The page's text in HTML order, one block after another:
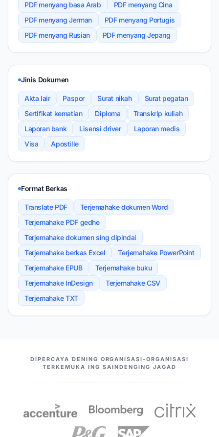
PDF menyang basa Arab
PDF menyang Cina
PDF menyang Jerman
PDF menyang Portugis
PDF menyang Rusian
PDF menyang Jepang
Jinis Dokumen
Akta lair Paspor Surat nikah
Surat pegatan
Sertifikat kematian
Diploma
Transkrip kuliah
Laporan bank
Lisensi driver
Laporan medis
Visa
Apostille
Format Berkas
Translate PDF
Terjemahake dokumen Word
Terjemahake PDF gedhe
Terjemahake dokumen sing dipindai
Terjemahake berkas Excel
Terjemahake PowerPoint
Terjemahake EPUB
Terjemahake buku
Terjemahake InDesign
Terjemahake CSV
Terjemahake TXT
MITRA KITADIPERCAYA DENING ORGANISASI-ORGANISASI
TERKEMUKA ING SAINDENGING JAGAD